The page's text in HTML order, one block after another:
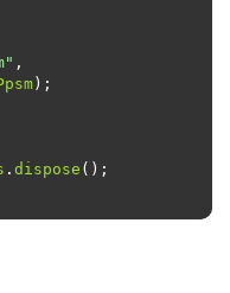
. dispose